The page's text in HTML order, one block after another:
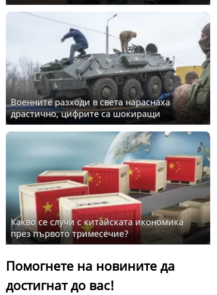
Военните разходи в света нараснаха
драстично, цифрите са шокиращи
Какво се случи с китайската икономика
през първото тримесечие?
Помогнете на новините да
достигнат до вас!